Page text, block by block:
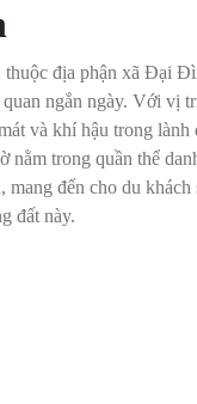
địa phận xã Đại
ngắn ngày. Với vị
và khí hậu trong lành
trong quần thể
đến cho du
đất này.